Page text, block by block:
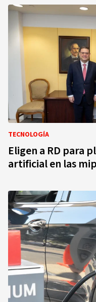
TECNOLOGÍA
Eligen a RD para
artificial en las